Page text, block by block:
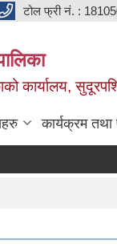
टोल फ्री नं. :
कार्यालय,
कार्यक्रम तथा